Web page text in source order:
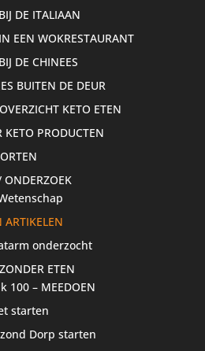
DE ITALIAAN
EEN WOKRESTAURANT
DE CHINEES
BUITEN DE DEUR
KETO ETEN
KETO PRODUCTEN
ONDERZOEK
ARTIKELEN
onderzocht
ETEN
100 – MEEDOEN
starten
Dorp starten